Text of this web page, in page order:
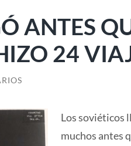
ANTES
24
Los soviéticos
muchos antes